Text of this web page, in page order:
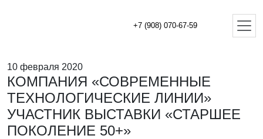
+7 (908) 070-67-59
10 февраля 2020
КОМПАНИЯ «СОВРЕМЕННЫЕ
ТЕХНОЛОГИЧЕСКИЕ ЛИНИИ»
УЧАСТНИК ВЫСТАВКИ «СТАРШЕЕ
ПОКОЛЕНИЕ 50+»